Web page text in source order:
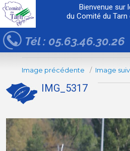
Bienvenue sur
du Comité du Tarn
Tél : 05.63.46.30.26
Image précédente Image
IMG_5317